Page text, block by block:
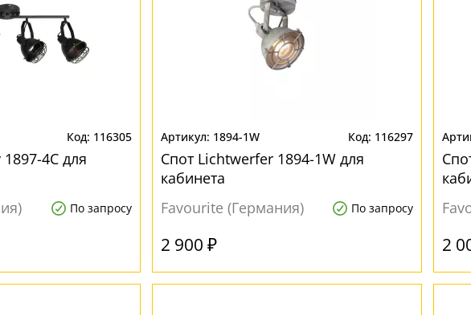
116305
4C для
По запросу
1894-1W 116297
Спот Lichtwerfer 1894-1W для
кабинета
Favourite (Германия)
По запросу
2 900 ₽ 2